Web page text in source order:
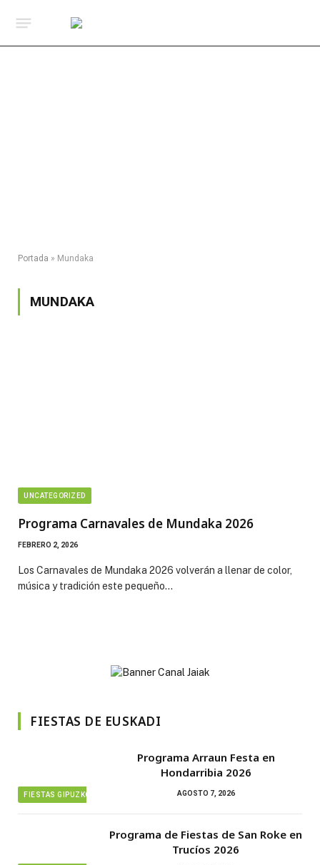
Portada » Mundaka
MUNDAKA
UNCATEGORIZED
Programa Carnavales de Mundaka 2026
FEBRERO 2, 2026
Los Carnavales de Mundaka 2026 volverán a llenar de color,
música y tradición este pequeño…
FIESTAS DE EUSKADI
FIESTAS GIPUZKOA
Programa Arraun Festa en
Hondarribia 2026
AGOSTO 7, 2026
Programa de Fiestas de San Roke en
Trucíos 2026